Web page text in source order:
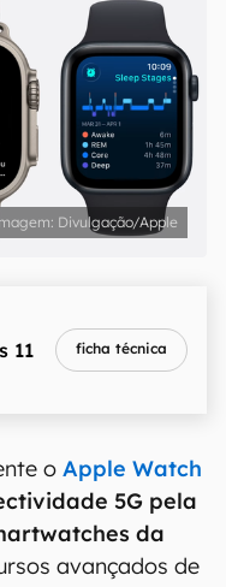
Divulgação/Apple
11 ficha técnica
o Apple Watch
5G pela
da
avançados de